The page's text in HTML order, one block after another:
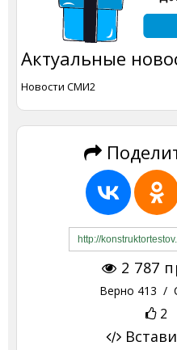
Актуальные
Новости СМИ2
2 787
Верно 413 /
2